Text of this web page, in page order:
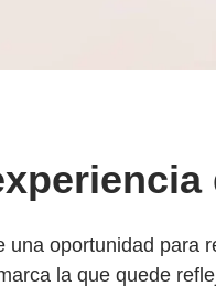
una oportunidad para
la que quede